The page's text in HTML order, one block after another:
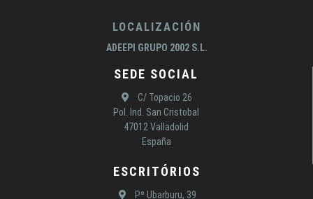
LOCALIZACIÓN
ADEEPI GRUPO 2002 S.L.
SEDE SOCIAL
C/ Topacio 26
Pol. Ind. San Cristobal
47012 Valladolid
España
ESCRITÓRIOS
Pº Ubarburu, 39